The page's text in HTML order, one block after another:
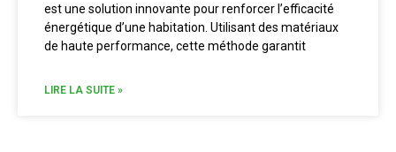
est une solution innovante pour renforcer l’efficacité
énergétique d’une habitation. Utilisant des matériaux
de haute performance, cette méthode garantit
LIRE LA SUITE »